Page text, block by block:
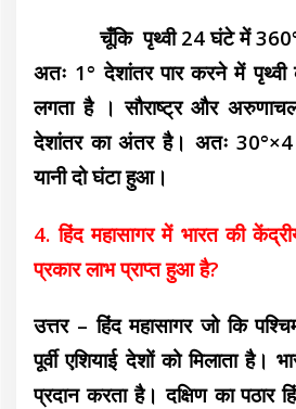
चूँकि पृथ्वी 24 घंटे में 360°
अतः 1° देशांतर पार करने में
लगता है । सौराष्ट्र और
देशांतर का अंतर है। अतः
यानी दो घंटा हुआ।
4. हिंद महासागर में भारत की
प्रकार लाभ प्राप्त हुआ है?
उत्तर – हिंद महासागर जो कि
पूर्वी एशियाई देशों को मिलाता है।
प्रदान करता है। दक्षिण का पठार